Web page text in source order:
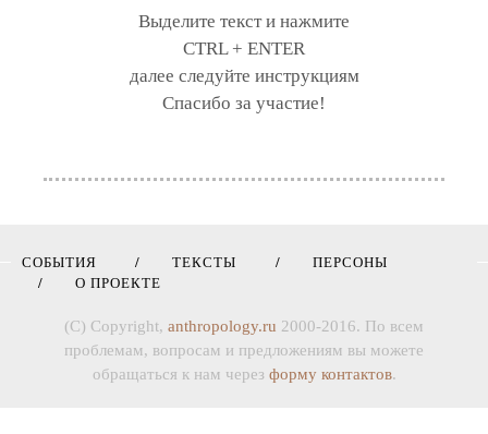
Выделите текст и нажмите
CTRL + ENTER
далее следуйте инструкциям
Спасибо за участие!
СОБЫТИЯ ТЕКСТЫ
ПЕРСОНЫ
О ПРОЕКТЕ
(C) Copyright, anthropology.ru 2000-2016. По всем
проблемам, вопросам и предложениям вы можете
обращаться к нам через форму контактов.